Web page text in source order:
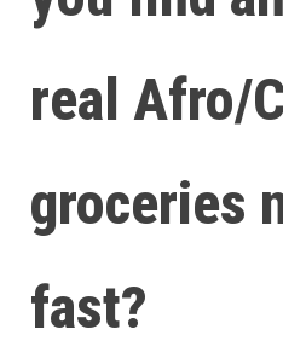
real Afro/
groceries
fast?